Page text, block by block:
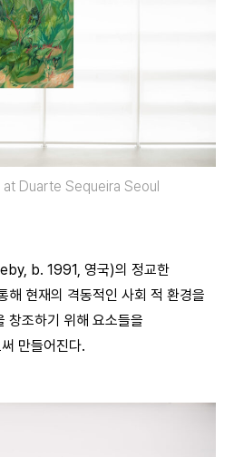
Duarte Sequeira Seoul
b. 1991, 영국)의 정교한
해 현재의 격동적인 사회 적 환경을
창조하기 위해 요소들을
만들어진다.